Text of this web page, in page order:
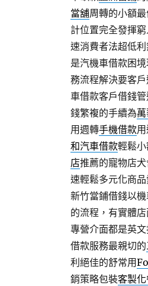
當舖周轉的小額
計位置完全發揮
速消費者法超低
是汽機車借款困
務流程解決要客
車借款客戶借錢
錢繁複的手續為
用週轉手機借款
和汽車借款輕鬆
店推薦的寵物店
速輕鬆多元化商
新竹當鋪借錢以
的流程，有實體
專營介面都是英
借款服務最親切的
利絕佳的舒常用
銷策略包裝客製